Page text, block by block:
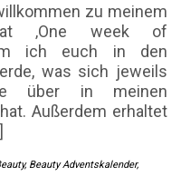
zu meinem
‚One week of
ich euch in den
was sich jeweils
über in meinen
Außerdem erhaltet
, Beauty Adventskalender,